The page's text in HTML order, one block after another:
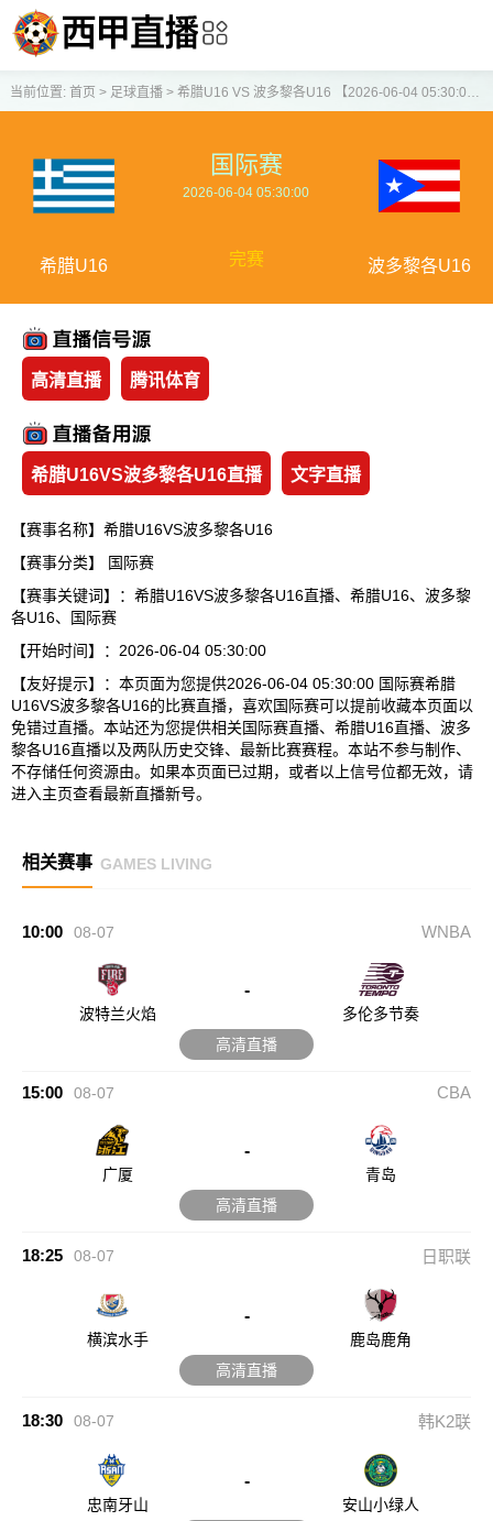
当前位置: 首页 > 足球直播> 希腊U16 VS 波多黎各U16 【2026-06-04 05:30:00】
希腊U16
国际赛
2026-06-04 05:30:00
完赛 波多黎各U16
高清直播 腾讯体育
希腊U16VS波多黎各U16直播 文字直播
【赛事名称】希腊U16VS波多黎各U16
【赛事分类】
国际赛
【赛事关键词】：希腊U16VS波多黎各U16直播、希腊U16、波多黎
各U16、国际赛
【开始时间】：2026-06-04 05:30:00
【友好提示】：本页面为您提供2026-06-04 05:30:00 国际赛希腊
U16VS波多黎各U16的比赛直播，喜欢国际赛可以提前收藏本页面以
免错过直播。本站还为您提供相关国际赛直播、希腊U16直播、波多
黎各U16直播以及两队历史交锋、最新比赛赛程。本站不参与制作、
不存储任何资源由。如果本页面已过期，或者以上信号位都无效，请
进入主页查看最新直播新号。
相关赛事 GAMES LIVING
10:00 08-07 WNBA
波特兰火焰
-
多伦多节奏
高清直播
15:00 08-07 CBA
广厦
-
青岛
高清直播
18:25 08-07 日职联
横滨水手
-
鹿岛鹿角
高清直播
18:30 08-07 韩K2联
忠南牙山
-
安山小绿人